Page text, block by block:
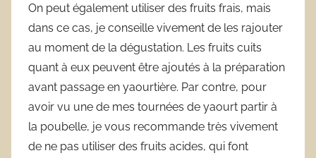
On peut également utiliser des fruits frais, mais
dans ce cas, je conseille vivement de les rajouter
au moment de la dégustation. Les fruits cuits
quant à eux peuvent être ajoutés à la préparation
avant passage en yaourtière. Par contre, pour
avoir vu une de mes tournées de yaourt partir à
la poubelle, je vous recommande très vivement
de ne pas utiliser des fruits acides, qui font